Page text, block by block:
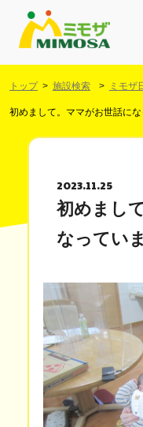
トップ 施設検索 ミモザ
初めまして。ママがお世話にな
2023.11.25
初めまし
なってい